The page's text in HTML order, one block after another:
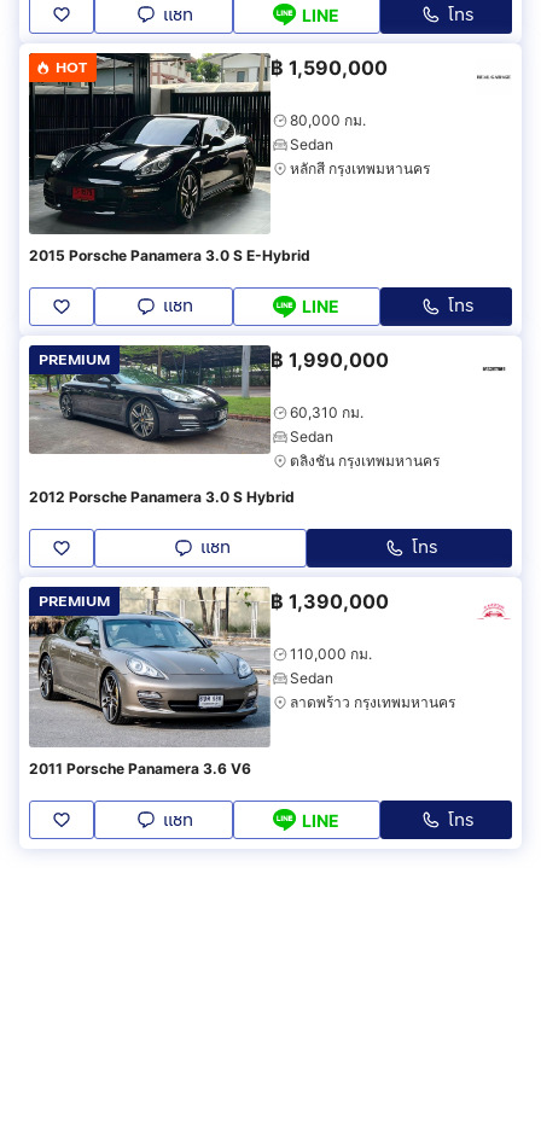
แชท LINE โทร
HOT ฿ 1,590,000
80,000 กม.
Sedan
หลักสี่ กรุงเทพมหานคร
2015 Porsche Panamera 3.0 S E-Hybrid
แชท LINE โทร
PREMIUM ฿ 1,990,000
60,310 กม.
Sedan
ตลิ่งชัน กรุงเทพมหานคร
2012 Porsche Panamera 3.0 S Hybrid
แชท โทร
PREMIUM ฿ 1,390,000
110,000 กม.
Sedan
ลาดพร้าว กรุงเทพมหานคร
2011 Porsche Panamera 3.6 V6
แชท LINE โทร